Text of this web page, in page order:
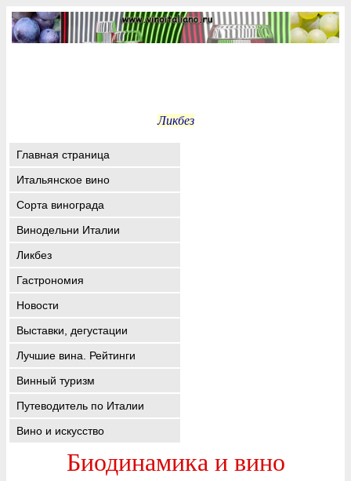
Ликбез
Главная страница
Итальянское вино
Сорта винограда
Винодельни Италии
Ликбез
Гастрономия
Новости
Выставки, дегустации
Лучшие вина. Рейтинги
Винный туризм
Путеводитель по Италии
Вино и искусство
Биодинамика и вино